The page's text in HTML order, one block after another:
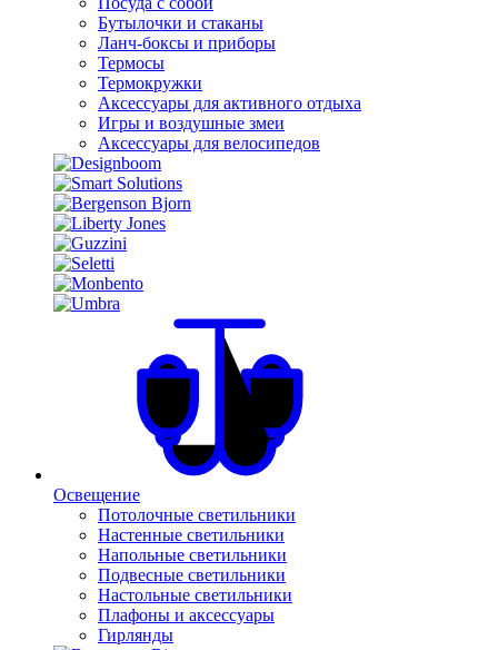
Бутылочки и стаканы
Ланч-боксы и приборы
Термосы
Термокружки
Аксессуары для активного отдыха
Игры и воздушные змеи
Аксессуары для велосипедов
Освещение
Потолочные светильники
Настенные светильники
Напольные светильники
Подвесные светильники
Настольные светильники
Плафоны и аксессуары
Гирлянды